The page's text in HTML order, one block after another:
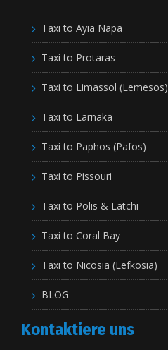
Taxi to Ayia Napa
Taxi to Protaras
Taxi to Limassol (Lemesos)
Taxi to Larnaka
Taxi to Paphos (Pafos)
Taxi to Pissouri
Taxi to Polis & Latchi
Taxi to Coral Bay
Taxi to Nicosia (Lefkosia)
BLOG
Kontaktiere uns